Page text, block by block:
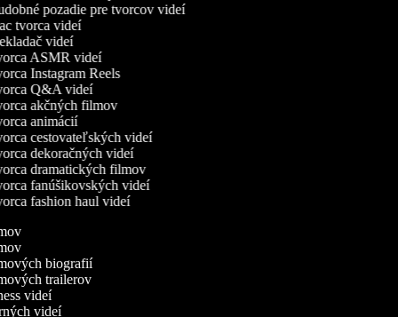
pozadie pre tvorcov videí
tvorca videí
videí
ASMR videí
Instagram Reels
Q&A videí
akčných filmov
animácií
cestovateľských videí
dekoračných videí
dramatických filmov
fanúšikovských videí
fashion haul videí
biografií
trailerov
videí
videí